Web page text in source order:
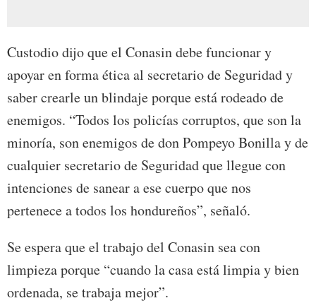
Custodio dijo que el Conasin debe funcionar y
apoyar en forma ética al secretario de Seguridad y
saber crearle un blindaje porque está rodeado de
enemigos. “Todos los policías corruptos, que son la
minoría, son enemigos de don Pompeyo Bonilla y de
cualquier secretario de Seguridad que llegue con
intenciones de sanear a ese cuerpo que nos
pertenece a todos los hondureños”, señaló.
Se espera que el trabajo del Conasin sea con
limpieza porque “cuando la casa está limpia y bien
ordenada, se trabaja mejor”.